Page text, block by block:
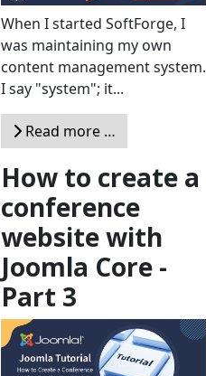
When I started SoftForge, I
was maintaining my own
content management system.
I say "system"; it...
Read more …
How to create a
conference
website with
Joomla Core -
Part 3